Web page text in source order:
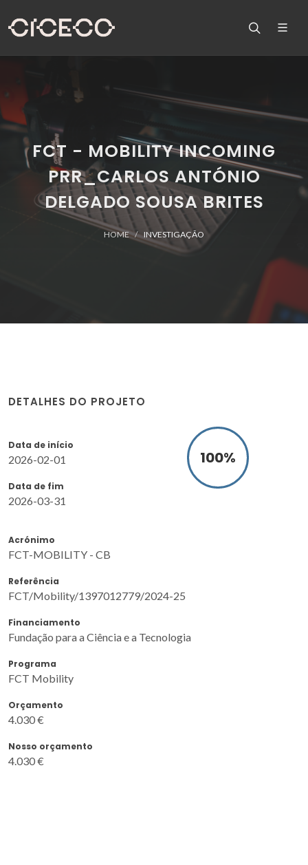
FCT - MOBILITY INCOMING
PRR_CARLOS ANTÓNIO
DELGADO SOUSA BRITES
HOME INVESTIGAÇÃO
DETALHES DO PROJETO
Data de início
2026-02-01
Data de fim
2026-03-31
100%
Acrónimo
FCT-MOBILITY - CB
Referência
FCT/Mobility/1397012779/2024-25
Financiamento
Fundação para a Ciência e a Tecnologia
Programa
FCT Mobility
Orçamento
4.030 €
Nosso orçamento
4.030 €